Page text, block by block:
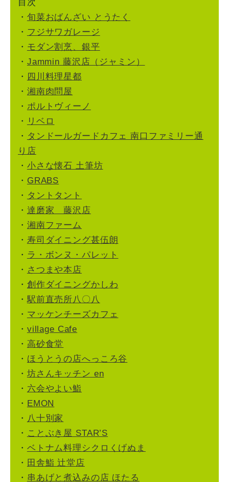
目次
・ 旬菜おばんざい とうたく
・ フジサワガレージ
・ モダン割烹、銀平
・ Jammin 藤沢店（ジャミン）
・ 四川料理星都
・ 湘南肉問屋
・ ポルトヴィーノ
・
リベロ
・ タンドールガードカフェ 南口ファミリー通
り店
・ 小さな懐石 土筆坊
・ GRABS
・ タントタント
・ 達磨家 藤沢店
・ 湘南ファーム
・ 寿司ダイニング甚伍朗
・ ラ・ボンヌ・パレット
・ さつまや本店
・ 創作ダイニングかしわ
・駅前直売所八〇八
・ マッケンチーズカフェ
・ village Cafe
・ 高砂食堂
・ ほうとうの店へっころ谷
・ 坊さんキッチン en
・ 六会やよい鮨
・ EMON
・ 八十別家
・ ことぶき屋 STAR’S
・ ベトナム料理シクロくげぬま
・ 田舎鮨 辻堂店
・ 串あげと煮込みの店 ほたる